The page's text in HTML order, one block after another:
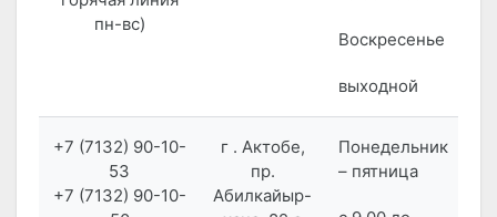
пн-вс)
Воскресенье
выходной
+7 (7132) 90-10-
53
+7 (7132) 90-10-
г . Актобе,
пр.
Абилкайыр-
Понедельник
– пятница